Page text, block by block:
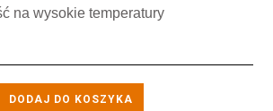
na wysokie temperatury
DODAJ DO KOSZYKA